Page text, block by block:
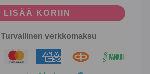
LISÄÄ KORIIN
Turvallinen verkkomaksu